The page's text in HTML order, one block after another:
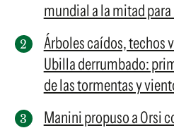
mundial a la mitad
Árboles caídos, techos
Ubilla derrumbado:
de las tormentas y
Manini propuso a Orsi